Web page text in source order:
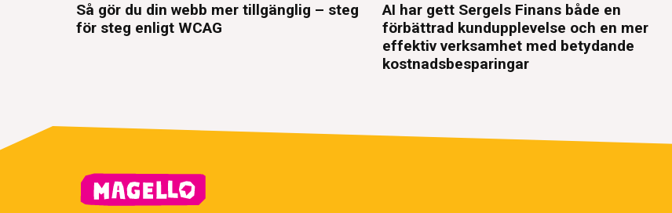
Så gör du din webb mer tillgänglig – steg
för steg enligt WCAG
AI har gett Sergels Finans både en
förbättrad kundupplevelse och en mer
effektiv verksamhet med betydande
kostnadsbesparingar